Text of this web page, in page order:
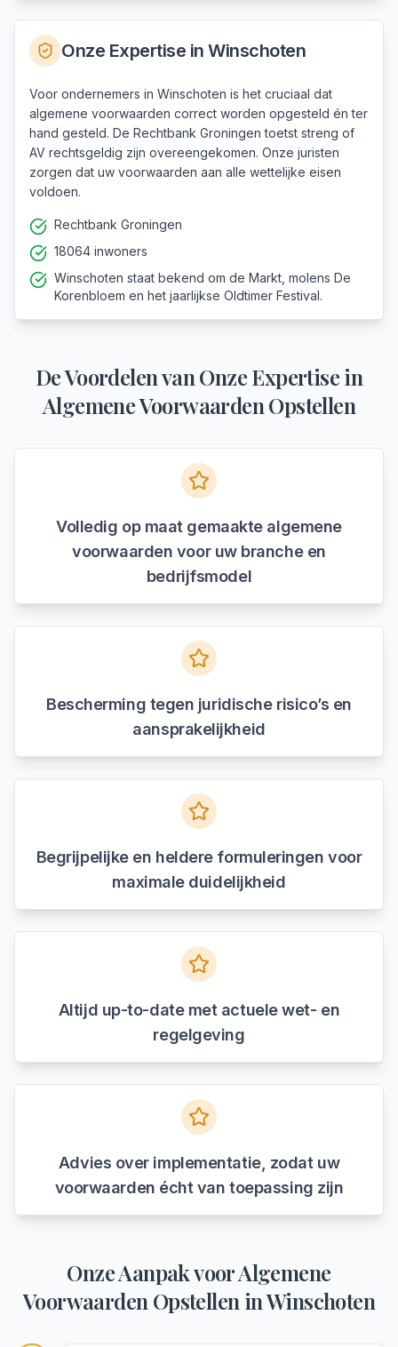
Onze Expertise in Winschoten
Voor ondernemers in Winschoten is het cruciaal dat
algemene voorwaarden correct worden opgesteld én ter
hand gesteld. De Rechtbank Groningen toetst streng of
AV rechtsgeldig zijn overeengekomen. Onze juristen
zorgen dat uw voorwaarden aan alle wettelijke eisen
voldoen.
Rechtbank Groningen
18064 inwoners
Winschoten staat bekend om de Markt, molens De
Korenbloem en het jaarlijkse Oldtimer Festival.
De Voordelen van Onze Expertise in
Algemene Voorwaarden Opstellen
Volledig op maat gemaakte algemene
voorwaarden voor uw branche en
bedrijfsmodel
Bescherming tegen juridische risico’s en
aansprakelijkheid
Begrijpelijke en heldere formuleringen voor
maximale duidelijkheid
Altijd up-to-date met actuele wet- en
regelgeving
Advies over implementatie, zodat uw
voorwaarden écht van toepassing zijn
Onze Aanpak voorAlgemene
Voorwaarden Opstellen inWinschoten